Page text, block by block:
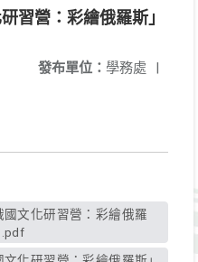
習營：彩繪俄羅斯」
發布單位： 學務處 |